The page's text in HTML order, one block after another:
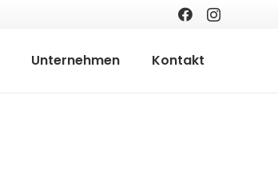
Unternehmen Kontakt